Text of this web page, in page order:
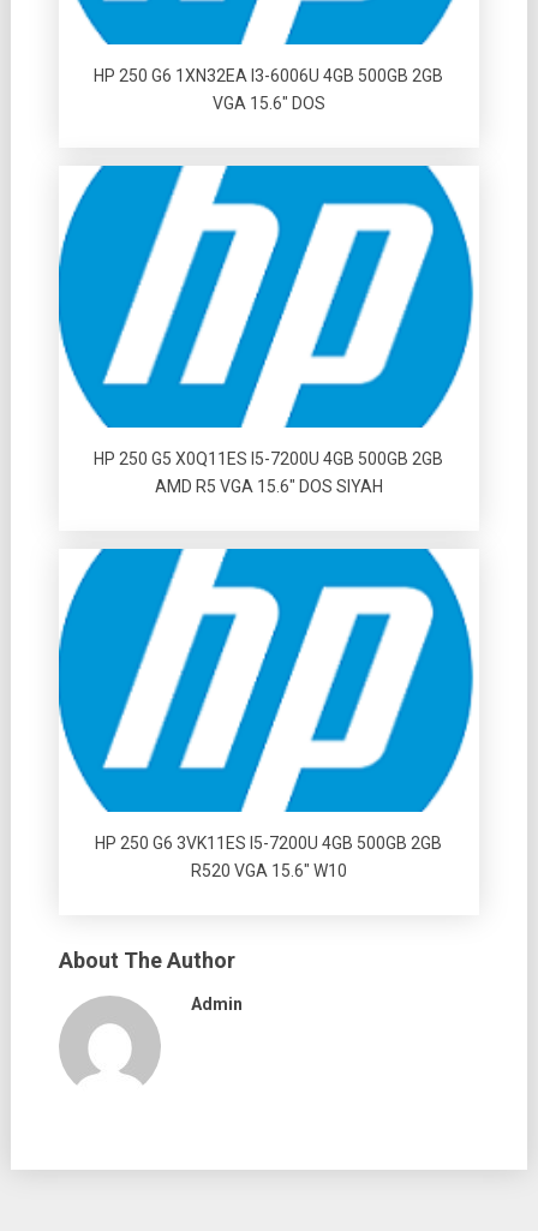
HP 250 G6 1XN32EA I3-6006U 4GB 500GB 2GB
VGA 15.6″ DOS
HP 250 G5 X0Q11ES I5-7200U 4GB 500GB 2GB
AMD R5 VGA 15.6″ DOS SIYAH
HP 250 G6 3VK11ES I5-7200U 4GB 500GB 2GB
R520 VGA 15.6″ W10
About The Author
Admin